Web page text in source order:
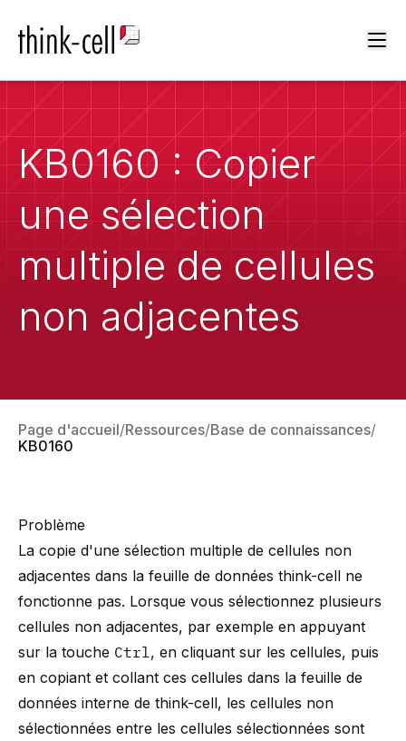
KB0160 : Copier
une sélection
multiple de cellules
non adjacentes
Page d'accueil Ressources Base de connaissances
KB0160
Problème
La copie d'une sélection multiple de cellules non
adjacentes dans la feuille de données think-cell ne
fonctionne pas. Lorsque vous sélectionnez plusieurs
cellules non adjacentes, par exemple en appuyant
sur la touche Ctrl, en cliquant sur les cellules, puis
en copiant et collant ces cellules dans la feuille de
données interne de think-cell, les cellules non
sélectionnées entre les cellules sélectionnées sont